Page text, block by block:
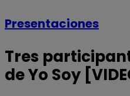
Presentaciones
Tres
de Yo Soy